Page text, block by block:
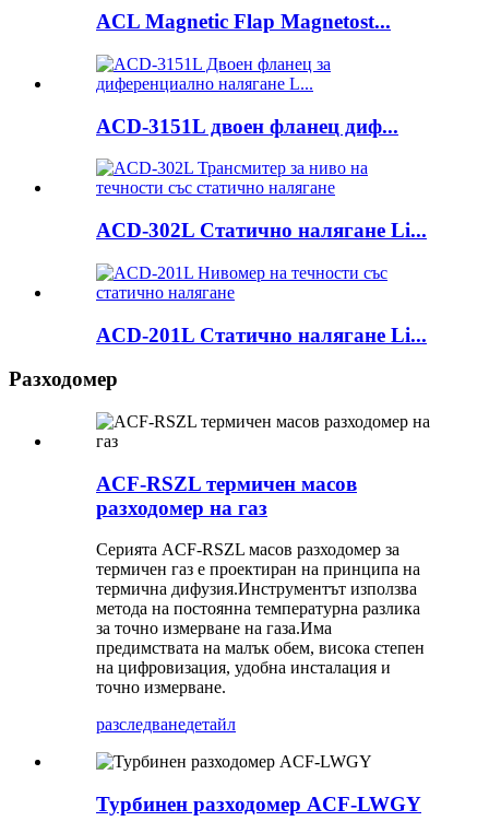
ACL Magnetic Flap Magnetost...
ACD-3151L двоен фланец диф...
ACD-302L Статично налягане Li...
ACD-201L Статично налягане Li...
Разходомер
ACF-RSZL термичен масов
разходомер на газ
Серията ACF-RSZL масов разходомер за
термичен газ е проектиран на принципа на
термична дифузия.Инструментът използва
метода на постоянна температурна разлика
за точно измерване на газа.Има
предимствата на малък обем, висока степен
на цифровизация, удобна инсталация и
точно измерване.
разследванедетайл
Турбинен разходомер ACF-LWGY